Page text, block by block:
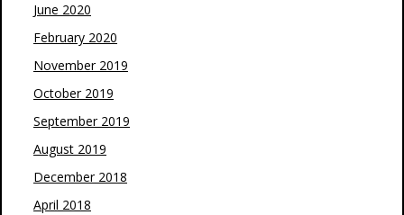
June 2020
February 2020
November 2019
October 2019
September 2019
August 2019
December 2018
April 2018